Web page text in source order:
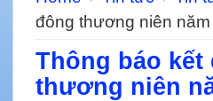
đông thương niên
Thông báo
thương niên